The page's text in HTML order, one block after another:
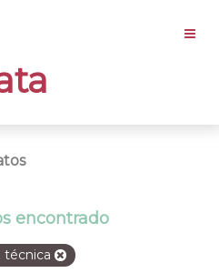
encontrado
técnica